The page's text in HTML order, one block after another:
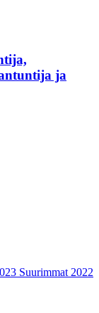
ja
Suurimmat 2022